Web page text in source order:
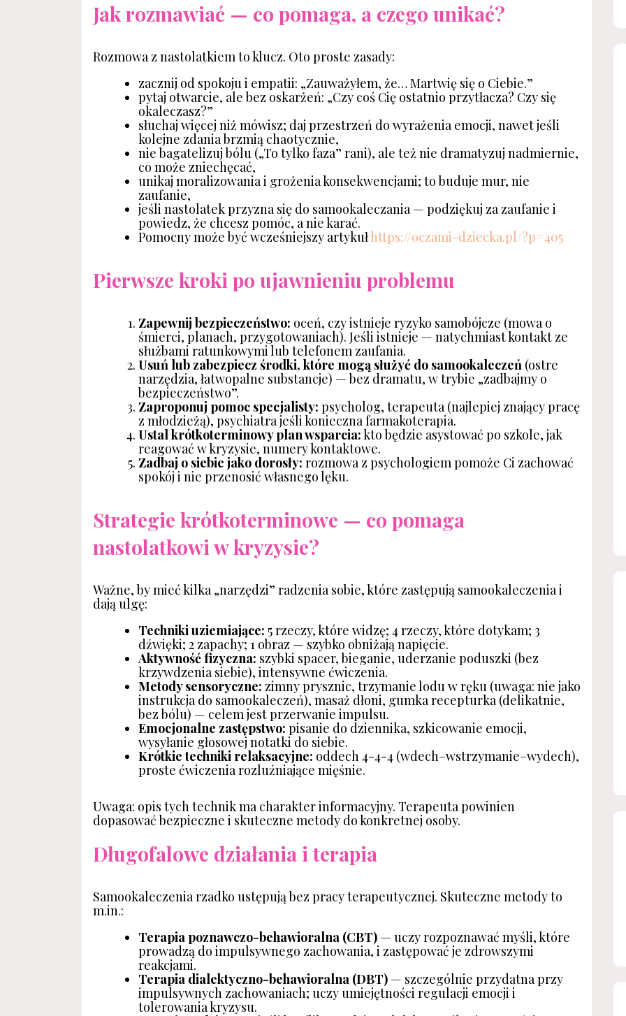
Jak rozmawiać — co pomaga, a czego unikać?
Rozmowa z nastolatkiem to klucz. Oto proste zasady:
zacznij od spokoju i empatii: „Zauważyłem, że… Martwię się o Ciebie.”
pytaj otwarcie, ale bez oskarżeń: „Czy coś Cię ostatnio przytłacza? Czy się
okaleczasz?”
słuchaj więcej niż mówisz; daj przestrzeń do wyrażenia emocji, nawet jeśli
kolejne zdania brzmią chaotycznie,
nie bagatelizuj bólu („To tylko faza” rani), ale też nie dramatyzuj nadmiernie,
co może zniechęcać,
unikaj moralizowania i grożenia konsekwencjami; to buduje mur, nie
zaufanie,
jeśli nastolatek przyzna się do samookaleczania — podziękuj za zaufanie i
powiedz, że chcesz pomóc, a nie karać.
Pomocny może być wcześniejszy artykułhttps://oczami-dziecka.pl/?p=405
Pierwsze kroki po ujawnieniu problemu
Zapewnij bezpieczeństwo: oceń, czy istnieje ryzyko samobójcze (mowa o
śmierci, planach, przygotowaniach). Jeśli istnieje — natychmiast kontakt ze
służbami ratunkowymi lub telefonem zaufania.
Usuń lub zabezpiecz środki, które mogą służyć do samookaleczeń (ostre
narzędzia, łatwopalne substancje) — bez dramatu, w trybie „zadbajmy o
bezpieczeństwo”.
Zaproponuj pomoc specjalisty: psycholog, terapeuta (najlepiej znający pracę
z młodzieżą), psychiatra jeśli konieczna farmakoterapia.
Ustal krótkoterminowy plan wsparcia:kto będzie asystować po szkole, jak
reagować w kryzysie, numery kontaktowe.
Zadbaj o siebie jako dorosły: rozmowa z psychologiem pomoże Ci zachować
spokój i nie przenosić własnego lęku.
Strategie krótkoterminowe — co pomaga
nastolatkowi w kryzysie?
Ważne, by mieć kilka „narzędzi” radzenia sobie, które zastępują samookaleczenia i
dają ulgę:
Techniki uziemiające: 5 rzeczy, które widzę; 4 rzeczy, które dotykam; 3
dźwięki; 2 zapachy; 1 obraz — szybko obniżają napięcie.
Aktywność fizyczna: szybki spacer, bieganie, uderzanie poduszki (bez
krzywdzenia siebie), intensywne ćwiczenia.
Metody sensoryczne: zimny prysznic, trzymanie lodu w ręku (uwaga: nie jako
instrukcja do samookaleczeń), masaż dłoni, gumka recepturka (delikatnie,
bez bólu) — celem jest przerwanie impulsu.
Emocjonalne zastępstwo: pisanie do dziennika, szkicowanie emocji,
wysyłanie głosowej notatki do siebie.
Krótkie techniki relaksacyjne: oddech 4-4-4 (wdech–wstrzymanie–wydech),
proste ćwiczenia rozluźniające mięśnie.
Uwaga: opis tych technik ma charakter informacyjny. Terapeuta powinien
dopasować bezpieczne i skuteczne metody do konkretnej osoby.
Długofalowe działania i terapia
Samookaleczenia rzadko ustępują bez pracy terapeutycznej. Skuteczne metody to
m.in.:
Terapia poznawczo-behawioralna (CBT) — uczy rozpoznawać myśli, które
prowadzą do impulsywnego zachowania, i zastępować je zdrowszymi
reakcjami.
Terapia dialektyczno-behawioralna (DBT) — szczególnie przydatna przy
impulsywnych zachowaniach; uczy umiejętności regulacji emocji i
tolerowania kryzysu.